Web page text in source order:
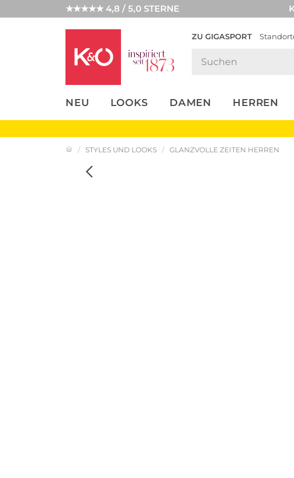
★★★★★ 4,8 / 5,0 STERNE
ZU GIGASPORT
NEU LOOKS DAMEN HERREN
UNSERE APP
CLICK &
STYLES UND LOOKS GLANZVOLLE ZEITEN HERREN